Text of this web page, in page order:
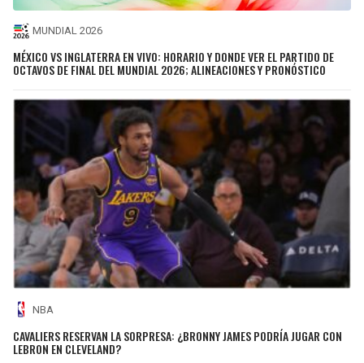
MUNDIAL 2026
MÉXICO VS INGLATERRA EN VIVO: HORARIO Y DONDE VER EL PARTIDO DE
OCTAVOS DE FINAL DEL MUNDIAL 2026; ALINEACIONES Y PRONÓSTICO
NBA
CAVALIERS RESERVAN LA SORPRESA: ¿BRONNY JAMES PODRÍA JUGAR CON
LEBRON EN CLEVELAND?